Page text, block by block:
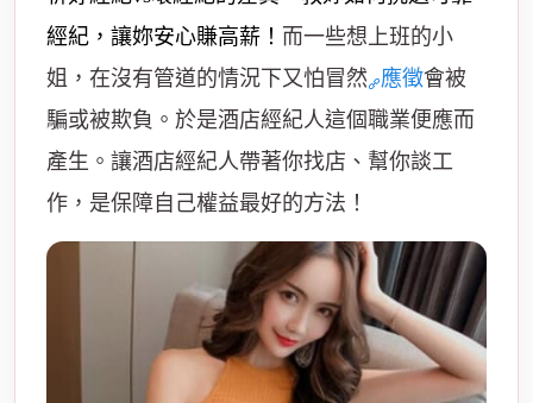
經紀，讓妳安心賺高薪！ 而一些想上班的小
姐，在沒有管道的情況下又怕冒然
應徵會被
騙或被欺負。於是酒店經紀人這個職業便應而
產生。讓酒店經紀人帶著你找店、幫你談工
作，是保障自己權益最好的方法！